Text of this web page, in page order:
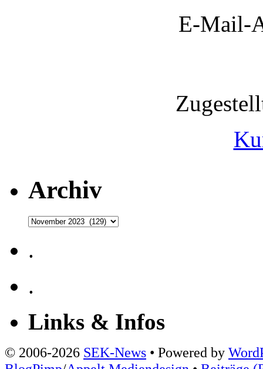
E-Mail-
Archiv
Archiv
.
.
Links & Infos
© 2006-2026 SEK-News • Powered by